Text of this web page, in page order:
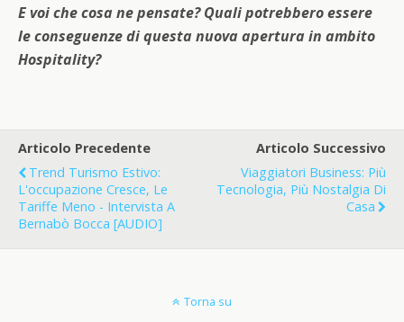
E voi che cosa ne pensate? Quali potrebbero essere
le conseguenze di questa nuova apertura in ambito
Hospitality?
Articolo Precedente
Trend Turismo Estivo:
L'occupazione Cresce, Le
Tariffe Meno - Intervista A
Bernabò Bocca [AUDIO]
Articolo Successivo
Viaggiatori Business: Più
Tecnologia, Più Nostalgia Di
Casa
Torna su